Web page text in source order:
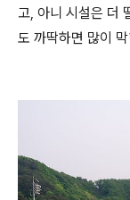
고, 아니 시설은 더
도 까딱하면 많이